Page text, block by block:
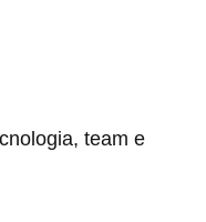
team e